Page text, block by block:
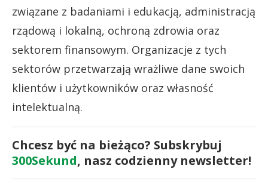
związane z badaniami i edukacją, administracją
rządową i lokalną, ochroną zdrowia oraz
sektorem finansowym. Organizacje z tych
sektorów przetwarzają wrażliwe dane swoich
klientów i użytkowników oraz własność
intelektualną.
Chcesz być na bieżąco? Subskrybuj
300Sekund, nasz codzienny newsletter!